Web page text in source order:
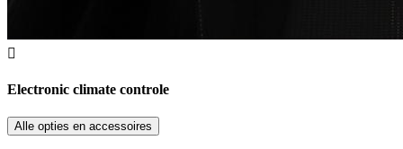
Electronic climate controle
Alle opties en accessoires